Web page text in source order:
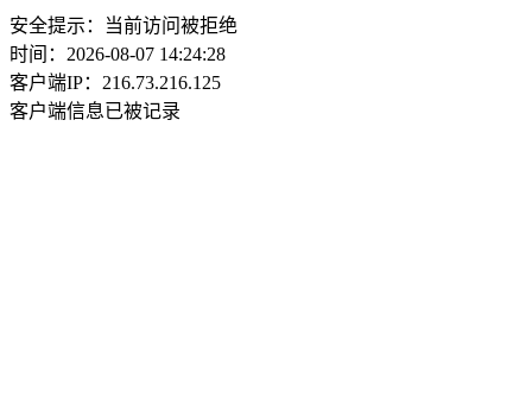
安全提示：当前访问被拒绝
时间：2026-08-07 14:24:28
客户端IP：216.73.216.125
客户端信息已被记录